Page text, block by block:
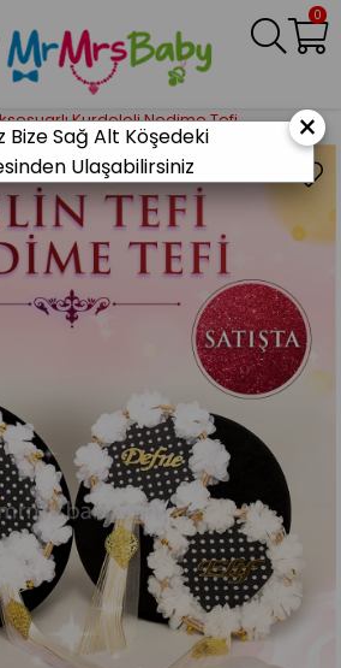
0
Gelin Kına Gecesi
Kurdeleli Nedime Tefi ×
Bize Sağ Alt Köşedeki
Ulaşabilirsiniz